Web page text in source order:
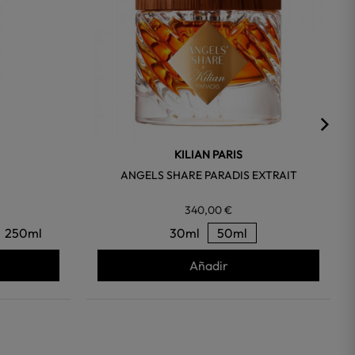
250ml
KILIAN PARIS
ANGELS SHARE PARADIS EXTRAIT
340,00 €
30ml 50ml
Añadir